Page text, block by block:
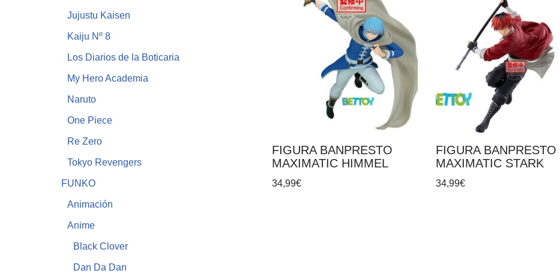
Jujustu Kaisen
Kaiju Nº 8
Los Diarios de la Boticaria
My Hero Academia
Naruto
One Piece
Re Zero
Tokyo Revengers
FUNKO
Animación
Anime
Black Clover
Dan Da Dan
FIGURA BANPRESTO
MAXIMATIC HIMMEL
34,99€
FIGURA BANPRESTO
MAXIMATIC STARK
34,99€